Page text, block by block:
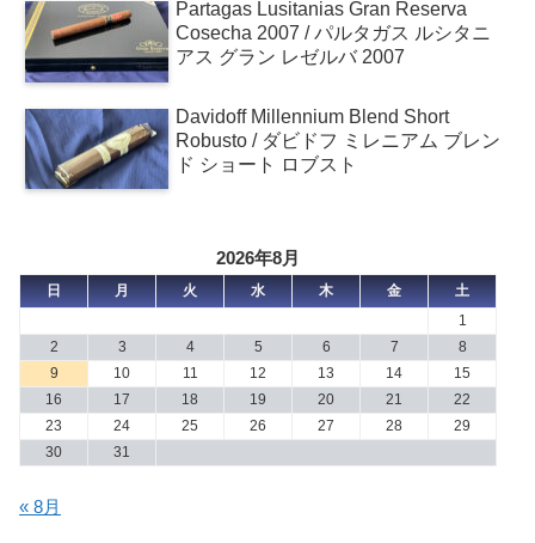
Partagas Lusitanias Gran Reserva
Cosecha 2007 / パルタガス ルシタニ
アス グラン レゼルバ 2007
Davidoff Millennium Blend Short
Robusto / ダビドフ ミレニアム ブレン
ド ショート ロブスト
2026年8月
日 月 火 水 木 金
土
1
2
3 4 5 6 7
8
9
10 11 12 13 14
15
16
17 18 19 20 21
22
23
24 25 26 27 28
29
30
31
« 8月